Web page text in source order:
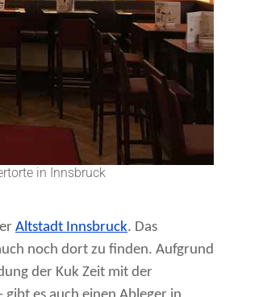
in Innsbruck
Altstadt Innsbruck. Das
noch dort zu finden. Aufgrund
der Kuk Zeit mit der